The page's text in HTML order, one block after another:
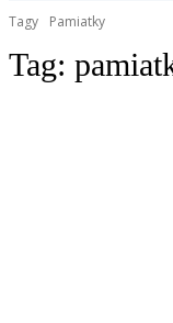
Tagy
Pamiatky
Tag: